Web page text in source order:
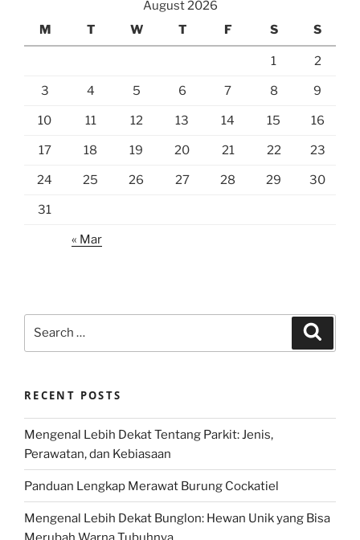
August 2026
M
T W T F S S
1 2
3 4 5 6 7 8 9
10 11 12 13 14 15 16
17 18 19 20 21 22 23
24 25 26 27 28 29 30
31
« Mar
RECENT POSTS
Mengenal Lebih Dekat Tentang Parkit: Jenis,
Perawatan, dan Kebiasaan
Panduan Lengkap Merawat Burung Cockatiel
Mengenal Lebih Dekat Bunglon: Hewan Unik yang Bisa